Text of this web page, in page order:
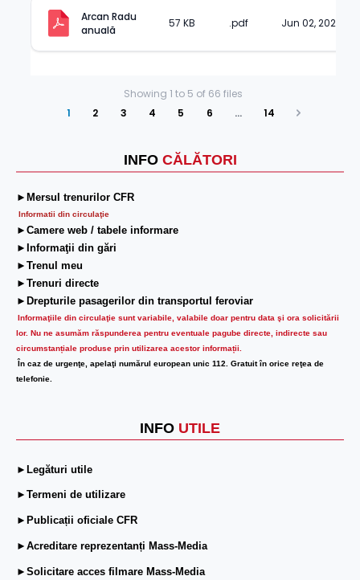
INFO CĂLĂTORI
►Mersul trenurilor CFR
Informatii din circulaţie
►Camere web / tabele informare
►Informaţii din gări
►Trenul meu
►Trenuri directe
►Drepturile pasagerilor din transportul feroviar
Informaţiile din circulaţie sunt variabile, valabile doar pentru data şi ora solicitării
lor. Nu ne asumăm răspunderea pentru eventuale pagube directe, indirecte sau
circumstanțiale produse prin utilizarea acestor informații.
În caz de urgenţe, apelaţi numărul european unic 112. Gratuit în orice reţea de
telefonie.
INFO UTILE
►Legături utile
►Termeni de utilizare
►Publicații oficiale CFR
►Acreditare reprezentanți Mass-Media
►Solicitare acces filmare Mass-Media
Arcan Radu
anuală
57 KB .pdf Jun 02, 2025
Showing 1 to 5 of 66 files
1
2 3 4 5 6 … 14
Next